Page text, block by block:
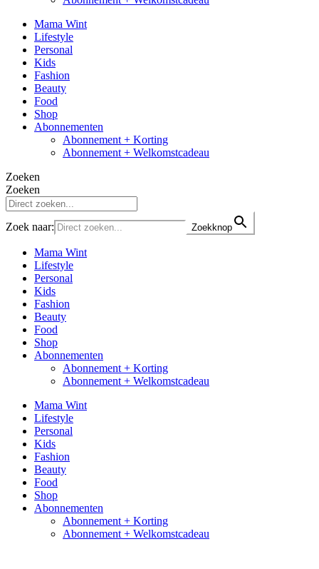
Mama Wint
Lifestyle
Personal
Kids
Fashion
Beauty
Food
Shop
Abonnementen
Abonnement + Korting
Abonnement + Welkomstcadeau
Zoeken
Zoeken
Zoek naar: Zoekknop
Mama Wint
Lifestyle
Personal
Kids
Fashion
Beauty
Food
Shop
Abonnementen
Abonnement + Korting
Abonnement + Welkomstcadeau
Mama Wint
Lifestyle
Personal
Kids
Fashion
Beauty
Food
Shop
Abonnementen
Abonnement + Korting
Abonnement + Welkomstcadeau